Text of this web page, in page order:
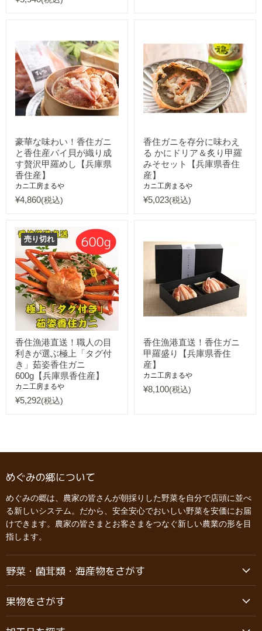
豪華な味わい！香住ガニ
と香住産バイ貝が織り成
す贅沢甲羅めし【兵庫県
香住産】
カニ工房まるや
¥4,860(税込)
香住ガニを存分に味わえ
る かにドリア＆炙り甲羅
みそセット【兵庫県香住
産】
カニ工房まるや
¥5,023(税込)
売り切れ
香住漁港直送！職人の目
利きが選ぶ極上「タグ付
き」茹姿香住ガニ
600g【兵庫県香住産】
カニ工房まるや
¥5,292(税込)
香住漁港直送！香住ガニ
甲羅盛り【兵庫県香住
産】
カニ工房まるや
¥8,100(税込)
めぐみの郷について
めぐみの郷は、農家の皆さんが朝採りした野菜を自分で店頭に並べ
る新しいシステム。だから、安全安心でおいしい野菜を安価にお届
けできます。農家の皆さまとお客さまをつなぐ新しい農業の形を目
指します。
野菜・菌茸類・海産物をさがす
果物をさがす